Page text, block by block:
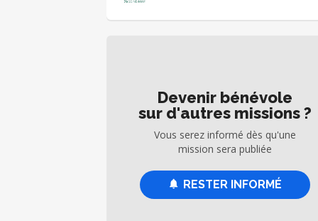
Devenir bénévole
sur d'autres missions ?
Vous serez informé dès qu'une
mission sera publiée
RESTER INFORMÉ